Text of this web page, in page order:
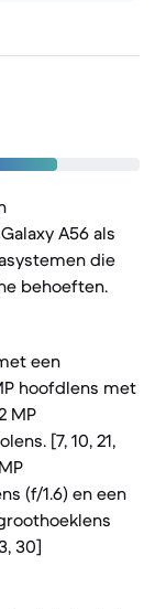
A56 als
die
behoeften.
een
hoofdlens met
MP
[7, 10, 21,
(f/1.6) en een
30]